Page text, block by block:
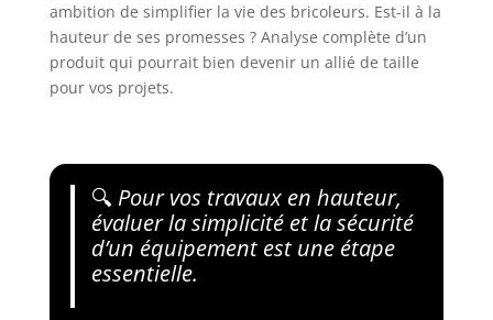
ambition de simplifier la vie des bricoleurs. Est-il à la
hauteur de ses promesses ? Analyse complète d’un
produit qui pourrait bien devenir un allié de taille
pour vos projets.
🔍 Pour vos travaux en hauteur,
évaluer la simplicité et la sécurité
d’un équipement est une étape
essentielle.